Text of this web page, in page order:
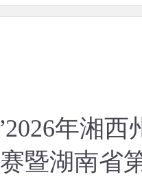
年湘西
暨湖南省